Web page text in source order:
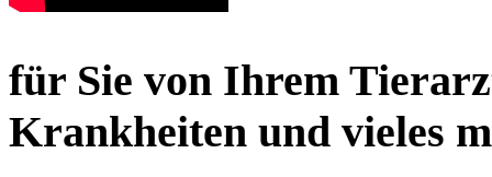
für Sie von Ihrem
Krankheiten und vieles